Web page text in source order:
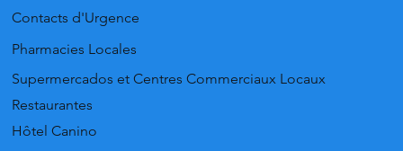
Contacts d'Urgence
Pharmacies Locales
Supermercados et Centres Commerciaux Locaux
Restaurantes
Hôtel Canino